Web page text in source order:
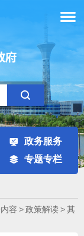
政务服务
专题专栏
容 >政策解读>其